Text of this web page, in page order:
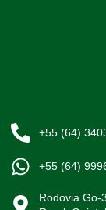
+55 (64)
+55 (64)
Rodovia Go-